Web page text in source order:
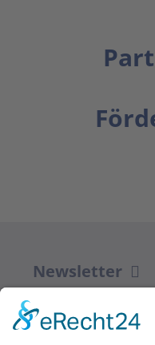
Newsletter
ZUR ANMELDUNG